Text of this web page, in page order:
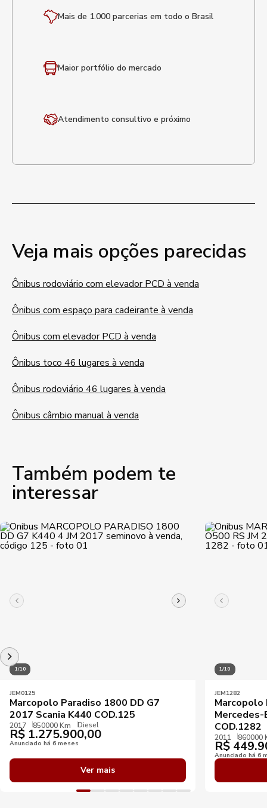
Mais de 1.000 parcerias em todo o Brasil
Maior portfólio do mercado
Atendimento consultivo e próximo
Veja mais opções parecidas
Ônibus rodoviário com elevador PCD à venda
Ônibus com espaço para cadeirante à venda
Ônibus com elevador PCD à venda
Ônibus toco 46 lugares à venda
Ônibus rodoviário 46 lugares à venda
Ônibus câmbio manual à venda
Também podem te
interessar
1/10
JEM0125
Marcopolo Paradiso 1800 DD G7
2017 Scania K440 COD.125
2017 850000 Km Diesel
R$ 1.275.900,00
Anunciado há 6 meses
Ver mais
1/10
JEM1282
Marcopolo
Mercedes-
COD.1282
2011 860000
R$
Anunciado há 6